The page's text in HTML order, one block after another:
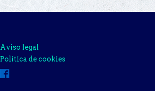
Aviso legal
Política de cookies